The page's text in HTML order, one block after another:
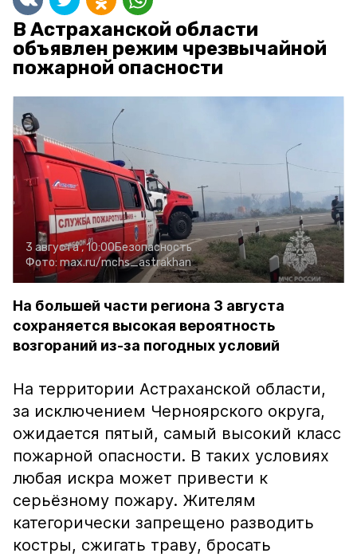
В Астраханской области
объявлен режим чрезвычайной
пожарной опасности
3 августа , 10:00Безопасность
Фото: max.ru/mchs_astrakhan
На большей части региона 3 августа
сохраняется высокая вероятность
возгораний из-за погодных условий
На территории Астраханской области,
за исключением Черноярского округа,
ожидается пятый, самый высокий класс
пожарной опасности. В таких условиях
любая искра может привести к
серьёзному пожару. Жителям
категорически запрещено разводить
костры, сжигать траву, бросать